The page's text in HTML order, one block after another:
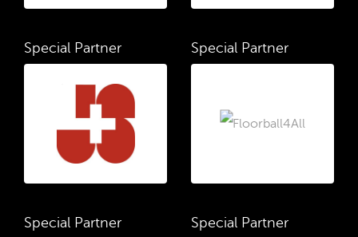
Special Partner Special Partner
Special Partner Special Partner